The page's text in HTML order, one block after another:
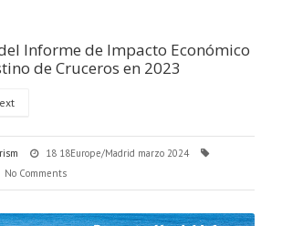
Informe de Impacto Económico
de Cruceros en 2023
18 18Europe/Madrid marzo 2024
No Comments